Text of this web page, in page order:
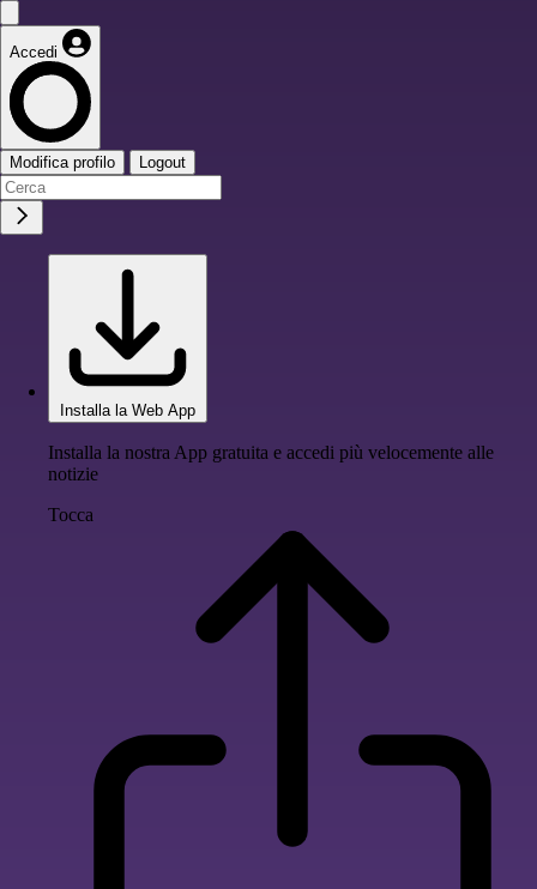
Accedi
Modifica profilo Logout
Installa la Web App
Installa la nostra App gratuita e accedi più velocemente alle
notizie
Tocca